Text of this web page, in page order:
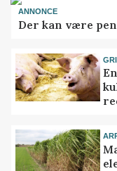
ANNONCE
Der kan være